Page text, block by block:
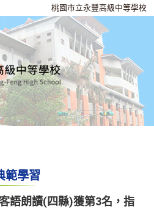
桃園市立永豐高級中等學校
範學習
語朗讀(四縣)獲第3名，指